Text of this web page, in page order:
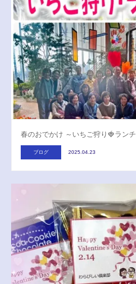
春のおでかけ ～いちご狩り🍓ラン
ブログ 2025.04.23